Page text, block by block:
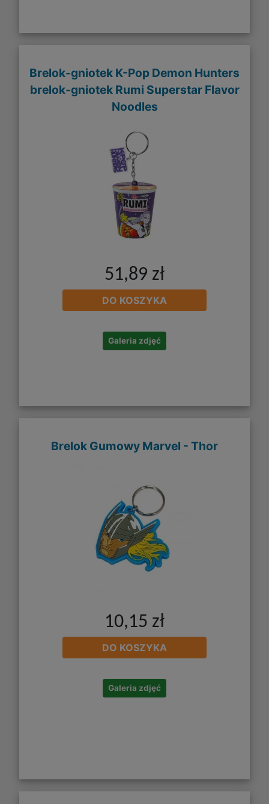
Brelok-gniotek K-Pop Demon Hunters
brelok-gniotek Rumi Superstar Flavor
Noodles
51,89 zł
DO KOSZYKA
Galeria zdjęć
Brelok Gumowy Marvel - Thor
10,15 zł
DO KOSZYKA
Galeria zdjęć